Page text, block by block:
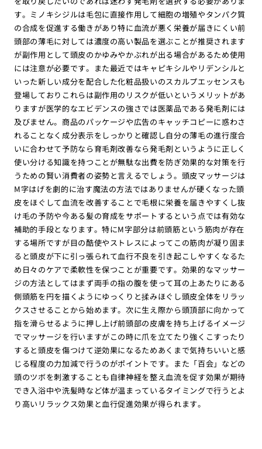
す。ミノキシジルは毛包に直接作用して細胞の増殖やタンパク質
の合成を促進する働きがあり特に血流が悪く栄養が届きにくい前
頭部の薄毛に対しては濃度の高い製品を選ぶことが推奨されます
が副作用として頭皮のかゆみやかぶれが出る場合があるため使用
には注意が必要です。また最近ではキャピキシルやリデンシルと
いった新しい成分を配合した化粧品扱いのスカルプエッセンスも
登場しておりこれらは副作用のリスクが低いというメリットがあ
りますが医学的なエビデンスの強さでは医薬品である発毛剤には
及びません。商品のパッケージや広告のキャッチコピーに惑わさ
れることなく成分表示をしっかりと確認し自分の薄毛の進行度合
いに合わせて予防なら育毛剤改善なら発毛剤というように正しく
使い分ける知識を持つことが無駄な出費を防ぎ効果的な対策を行
うための賢い消費者の姿勢と言えるでしょう。頭皮マッサージは
M字はげを劇的に治す魔法の方法ではありませんが硬くなった頭
皮をほぐして血流を改善することで毛根に栄養を届きやすくし抜
け毛の予防や今ある髪の育成をサポートするという点では有効な
補助的手段となります。特にM字部分は前頭筋という筋肉が存在
する場所ですが目の酷使やストレスによってこの筋肉が凝り固ま
ると頭皮が下に引っ張られて血行不良を引き起こしやすくなるた
め日々のケアで柔軟性を保つことが重要です。効果的なマッサー
ジの方法としてはまず両手の指の腹を使って耳の上あたりにある
側頭筋を円を描くようにゆっくりと揉みほぐし頭皮全体をリラッ
クスさせることから始めます。次に生え際から頭頂部に向かって
指を滑らせるように押し上げ前頭部の皮膚を持ち上げるイメージ
でマッサージを行いますがこの時に爪を立てたり強くこすったり
すると頭皮を傷つけて逆効果になるためあくまで気持ちいいと感
じる程度の力加減で行うのがポイントです。また「百会」などの
頭のツボを刺激することも自律神経を整え血流を促す効果が期待
でき入浴中や洗髪時など体が温まっているタイミングで行うとよ
り高いリラックス効果と血行促進効果が得られます。